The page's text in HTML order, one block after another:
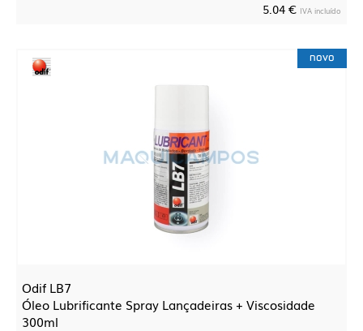
5.04 € IVA incluído
novo
Odif LB7
Óleo Lubrificante Spray Lançadeiras + Viscosidade
300ml